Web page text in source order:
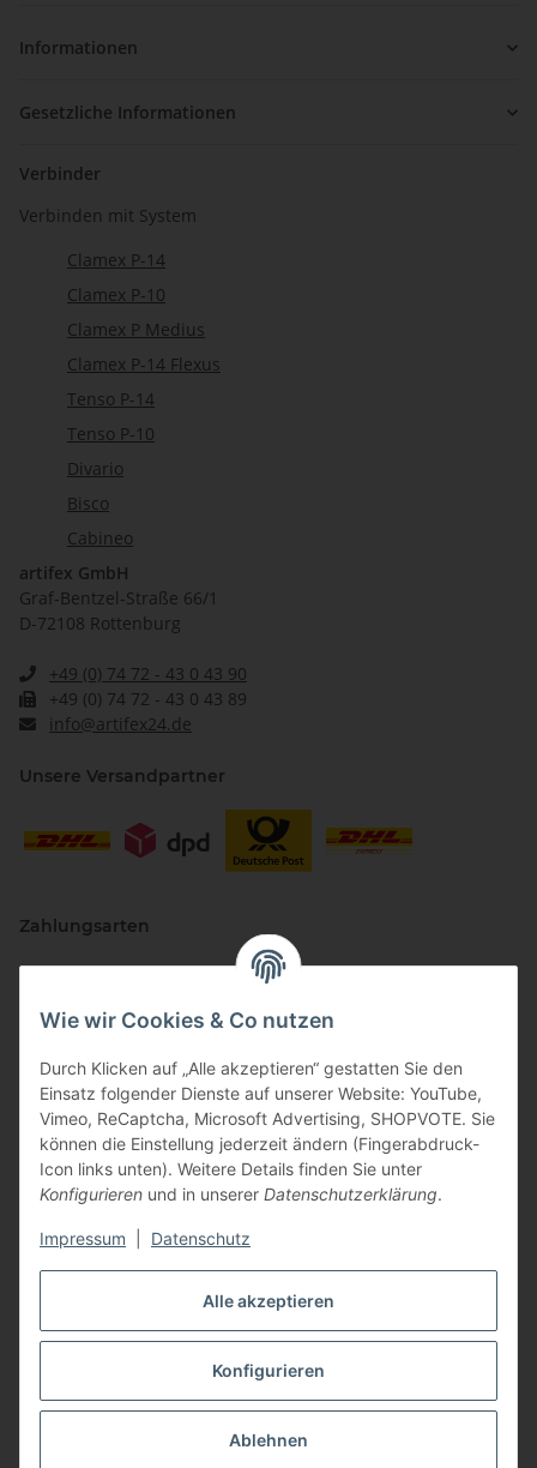
Alle akzeptieren
Konfigurieren
Ablehnen
Wie wir Cookies & Co nutzen
Durch Klicken auf „Alle akzeptieren“ gestatten Sie den
Einsatz folgender Dienste auf unserer Website: YouTube,
Vimeo, ReCaptcha, Microsoft Advertising, SHOPVOTE. Sie
können die Einstellung jederzeit ändern (Fingerabdruck-
Icon links unten). Weitere Details finden Sie unter
Konfigurieren und in unserer Datenschutzerklärung.
Impressum Datenschutz
Informationen
Gesetzliche Informationen
Verbinder
Verbinden mit System
Clamex P-14
Clamex P-10
Clamex P Medius
Clamex P-14 Flexus
Tenso P-14
Tenso P-10
Divario
Bisco
Cabineo
artifex GmbH
Graf-Bentzel-Straße 66/1
D-72108 Rottenburg
+49 (0) 74 72 - 43 0 43 90
+49 (0) 74 72 - 43 0 43 89
info@artifex24.de
Unsere Versandpartner
Zahlungsarten
Vertriebspartner
* Alle Preise inkl. gesetzlicher USt., zzgl.Versand